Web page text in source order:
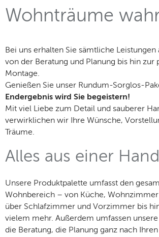
Wohnträume
Bei uns erhalten Sie sämtliche Leistungen
von der Beratung und Planung bis hin zur
Montage.
Genießen Sie unser Rundum-Sorglos-
Endergebnis wird Sie begeistern!
Mit viel Liebe zum Detail und sauberer
verwirklichen wir Ihre Wünsche,
Träume.
Alles aus einer Hand
Unsere Produktpalette umfasst den
Wohnbereich – von Küche,
über Schlafzimmer und Vorzimmer bis
vielem mehr. Außerdem umfassen
die Beratung, die Planung ganz nach